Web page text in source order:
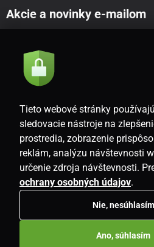
Akcie a novinky e-mailom
Súhlasím so
SK
www.i-living.sk
Tieto webové stránky
sledovacie nástroje na
prostredia, zobrazenie
reklám, analýzu návštevnosti
určenie zdroja návštevnosti.
ochrany osobných údajov.
Nie, nesúhlasím
Ano, súhlasím